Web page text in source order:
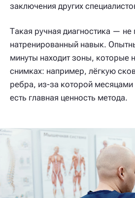
заключения других
Такая ручная диагностика — не
натренированный навык.
минуты находит зоны, которые
снимках: например, лёгкую
ребра, из-за которой месяцами
есть главная ценность метода.